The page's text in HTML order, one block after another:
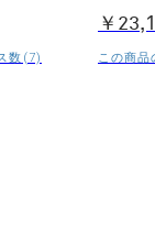
数(7)
￥
この商